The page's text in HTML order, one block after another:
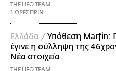
THE LIFO TEAM
1 ΩΡΕΣ ΠΡΙΝ
Ελλάδα /Υπόθεση Marfin:
έγινε η σύλληψη της
Νέα στοιχεία
THE LIFO TEAM